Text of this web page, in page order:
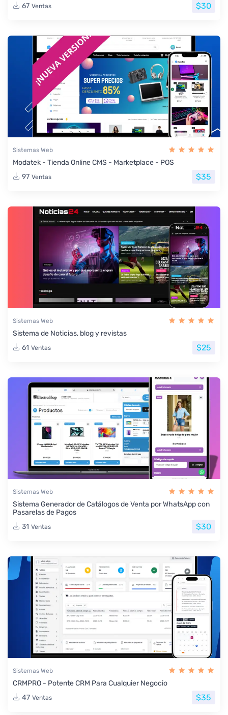
67 Ventas $30
Sistemas Web
Modatek - Tienda Online CMS - Marketplace - POS
97 Ventas $35
Sistemas Web
Sistema de Noticias, blog y revistas
61 Ventas $25
Sistemas Web
Sistema Generador de Catálogos de Venta por WhatsApp con
Pasarelas de Pagos
31 Ventas $30
Sistemas Web
CRMPRO - Potente CRM Para Cualquier Negocio
47 Ventas $35